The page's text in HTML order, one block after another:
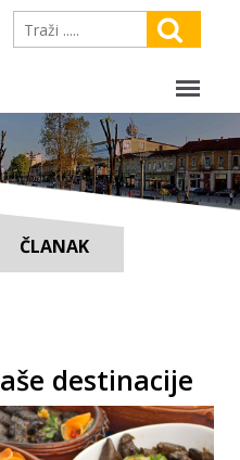
ČLANAK
destinacije